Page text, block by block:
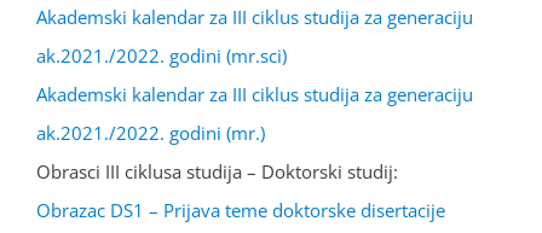
Akademski kalendar za III ciklus studija za generaciju
ak.2021./2022. godini (mr.sci)
Akademski kalendar za III ciklus studija za generaciju
ak.2021./2022. godini (mr.)
Obrasci III ciklusa studija – Doktorski studij:
Obrazac DS1 – Prijava teme doktorske disertacije